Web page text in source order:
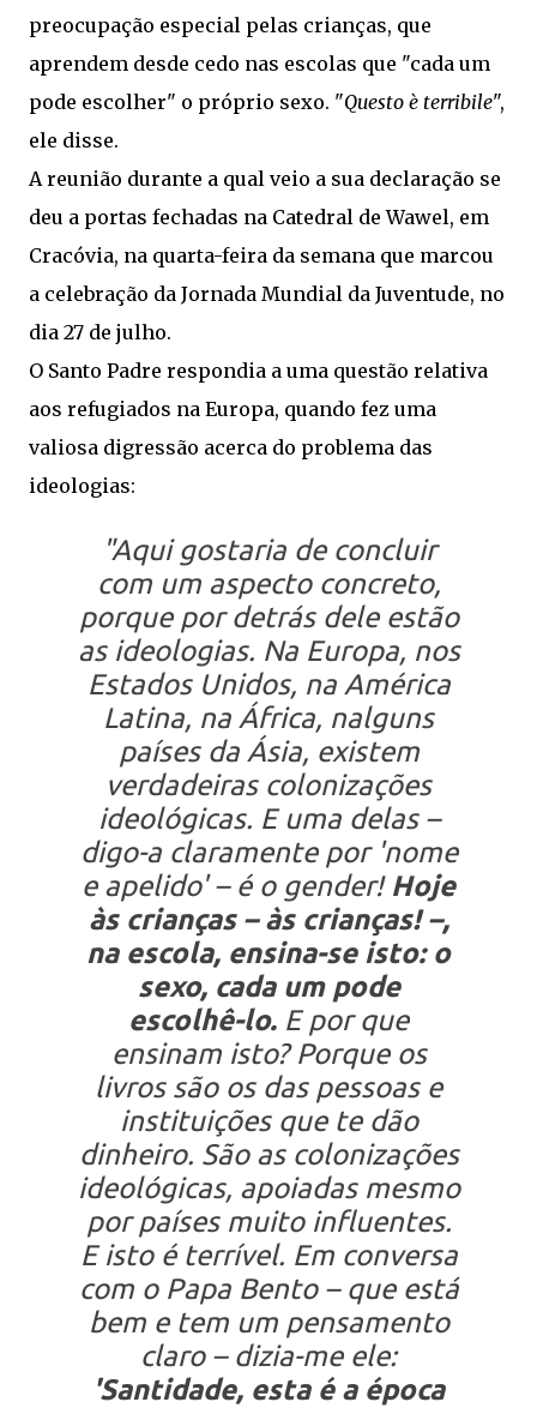
preocupação especial pelas crianças, que
aprendem desde cedo nas escolas que "cada um
pode escolher" o próprio sexo. "Questo è terribile",
ele disse.
A reunião durante a qual veio a sua declaração se
deu a portas fechadas na Catedral de Wawel, em
Cracóvia, na quarta-feira da semana que marcou
a celebração da Jornada Mundial da Juventude, no
dia 27 de julho.
O Santo Padre respondia a uma questão relativa
aos refugiados na Europa, quando fez uma
valiosa digressão acerca do problema das
ideologias:
"Aqui gostaria de concluir
com um aspecto concreto,
porque por detrás dele estão
as ideologias. Na Europa, nos
Estados Unidos, na América
Latina, na África, nalguns
países da Ásia, existem
verdadeiras colonizações
ideológicas. E uma delas –
digo-a claramente por 'nome
e apelido' – é o gender! Hoje
às crianças – às crianças! –,
na escola, ensina-se isto: o
sexo, cada um pode
escolhê-lo. E por que
ensinam isto? Porque os
livros são os das pessoas e
instituições que te dão
dinheiro. São as colonizações
ideológicas, apoiadas mesmo
por países muito influentes.
E isto é terrível. Em conversa
com o Papa Bento – que está
bem e tem um pensamento
claro – dizia-me ele:
'Santidade, esta é a época